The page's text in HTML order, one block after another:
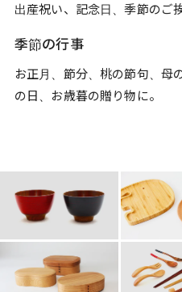
出産祝い、記念日、季節のご
季節の行事
お正月、節分、桃の節句、母
の日、お歳暮の贈り物に。